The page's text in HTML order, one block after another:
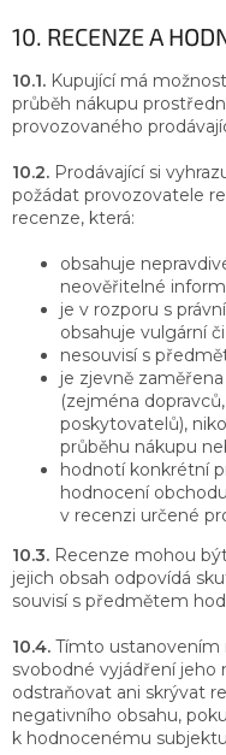
10. RECENZE A
10.1. Kupující má
průběh nákupu
provozovaného
10.2. Prodávající si
požádat provozovatele
recenze, která:
obsahuje
neověřitelné
je v rozporu s
obsahuje vulgární
nesouvisí s
je zjevně
(zejména
poskytovatelů),
průběhu nákupu
hodnotí konkrétní
hodnocení
v recenzi určené
10.3. Recenze mohou
jejich obsah odpovídá
souvisí s předmětem
10.4. Tímto ustanovením
svobodné vyjádření jeho
odstraňovat ani skrývat
negativního obsahu,
k hodnocenému